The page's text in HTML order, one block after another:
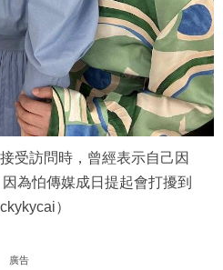
受訪問時，曾經表示自己因
為怕傳媒成日提起會打擾到
）
廣告